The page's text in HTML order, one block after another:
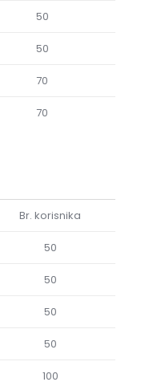
50
50
70
70
Br. korisnika
50
50
50
50
100